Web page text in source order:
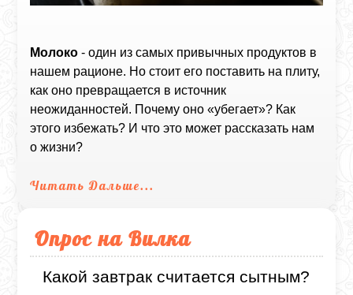
Молоко - один из самых привычных продуктов в
нашем рационе. Но стоит его поставить на плиту,
как оно превращается в источник
неожиданностей. Почему оно «убегает»? Как
этого избежать? И что это может рассказать нам
о жизни?
Читать Дальше...
Опрос на Вилка
Какой завтрак считается сытным?